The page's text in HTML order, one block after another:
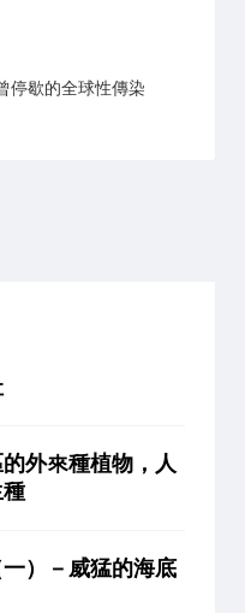
停歇的全球性傳染
外來種植物，人
）－威猛的海底